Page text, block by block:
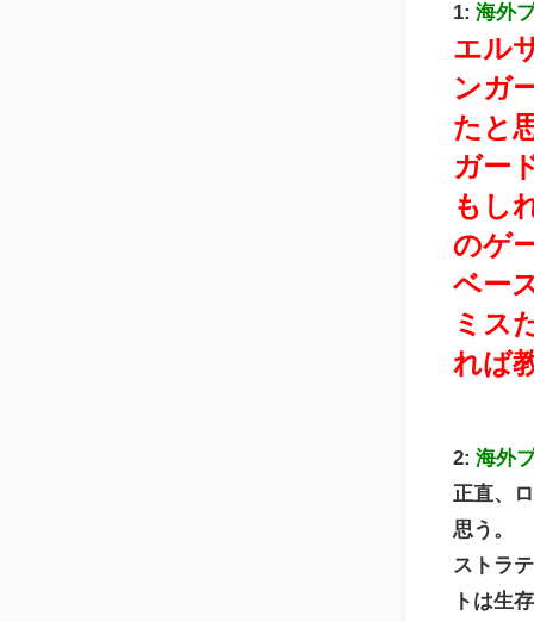
1: 海外
エル
ンガ
たと
ガー
もし
のゲ
ベー
ミス
れば
2: 海外
正直、
思う。
ストラ
トは生